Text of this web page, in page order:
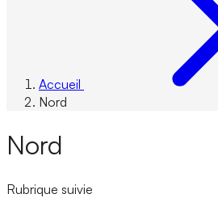
Accueil
Nord
Nord
Rubrique suivie